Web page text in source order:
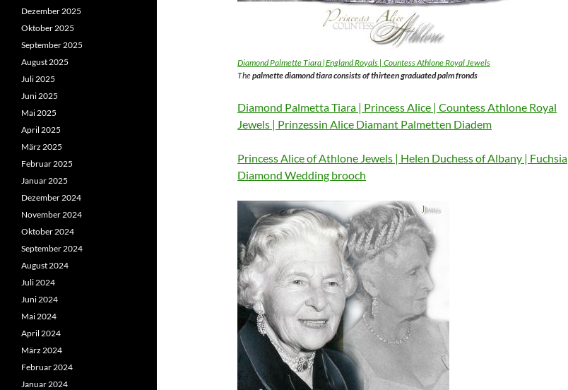
Diamond Palmette Tiara |England Royals | Countess Athlone Royal Jewels
Thepalmette diamond tiara consists of thirteen graduated palm fronds
Diamond Palmetta Tiara | Princess Alice | Countess Athlone Royal
Jewels | Prinzessin Alice Diamant Palmetten Diadem
Princess Alice of Athlone Jewels | Helen Duchess of Albany | Fuchsia
Diamond Wedding brooch
Dezember 2025
Oktober 2025
September 2025
August 2025
Juli 2025
Juni 2025
Mai 2025
April 2025
März 2025
Februar 2025
Januar 2025
Dezember 2024
November 2024
Oktober 2024
September 2024
August 2024
Juli 2024
Juni 2024
Mai 2024
April 2024
März 2024
Februar 2024
Januar 2024